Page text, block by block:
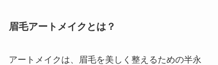
眉毛アートメイクとは？
アートメイクは、眉毛を美しく整えるための半永